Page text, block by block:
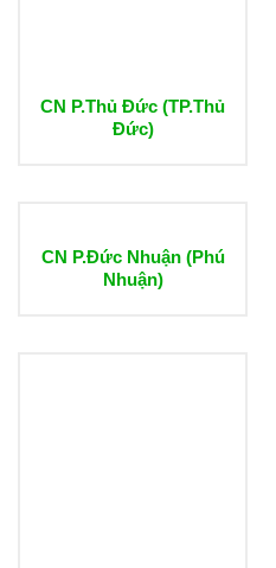
CN P.Thủ Đức (TP.Thủ
Đức)
CN P.Đức Nhuận (Phú
Nhuận)